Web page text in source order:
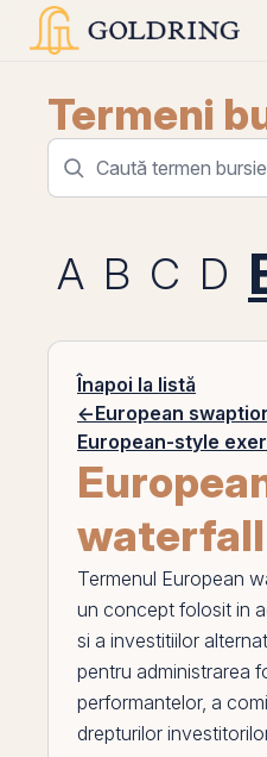
Termeni
A B C D
Înapoi la listă
←European
European-style
waterfall
Termenul European
un concept folosit in
si a investitiilor
pentru administrarea
performantelor, a
drepturilor